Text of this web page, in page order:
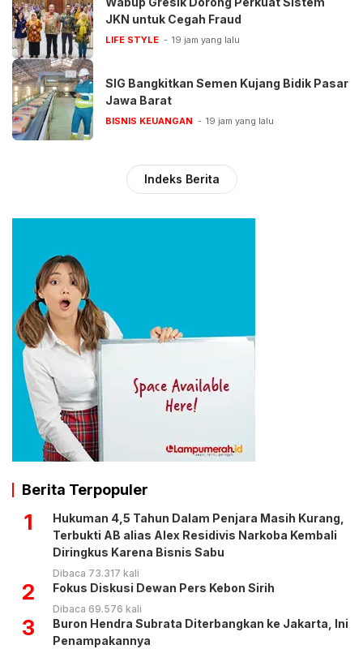
JKN untuk Cegah Fraud
LIFE STYLE 19 jam yang lalu
SIG Bangkitkan Semen Kujang Bidik Pasar
Jawa Barat
BISNIS KEUANGAN 19 jam yang lalu
Indeks Berita
Berita Terpopuler
1
Hukuman 4,5 Tahun Dalam Penjara Masih Kurang,
Terbukti AB alias Alex Residivis Narkoba Kembali
Diringkus Karena Bisnis Sabu
Dibaca 73.317 kali
2 Fokus Diskusi Dewan Pers Kebon Sirih
Dibaca 69.576 kali
3
Buron Hendra Subrata Diterbangkan ke Jakarta, Ini
Penampakannya